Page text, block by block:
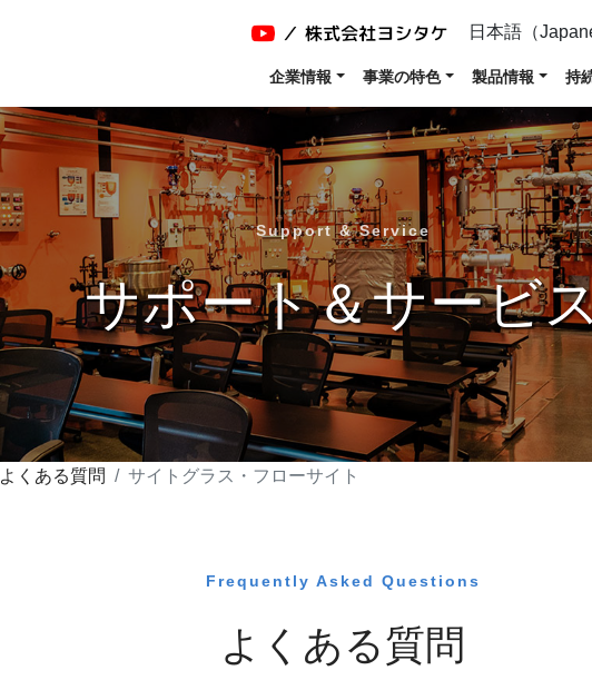
日本語（
企業情報 事業の特色 製品情報 持
Support & Service
サポート＆サービ
よくある質問 サイトグラス・フローサイト
Frequently Asked Questions
よくある質問